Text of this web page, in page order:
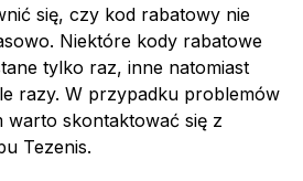
się, czy kod rabatowy nie
Niektóre kody rabatowe
tylko raz, inne natomiast
razy. W przypadku problemów
warto skontaktować się z
Tezenis.